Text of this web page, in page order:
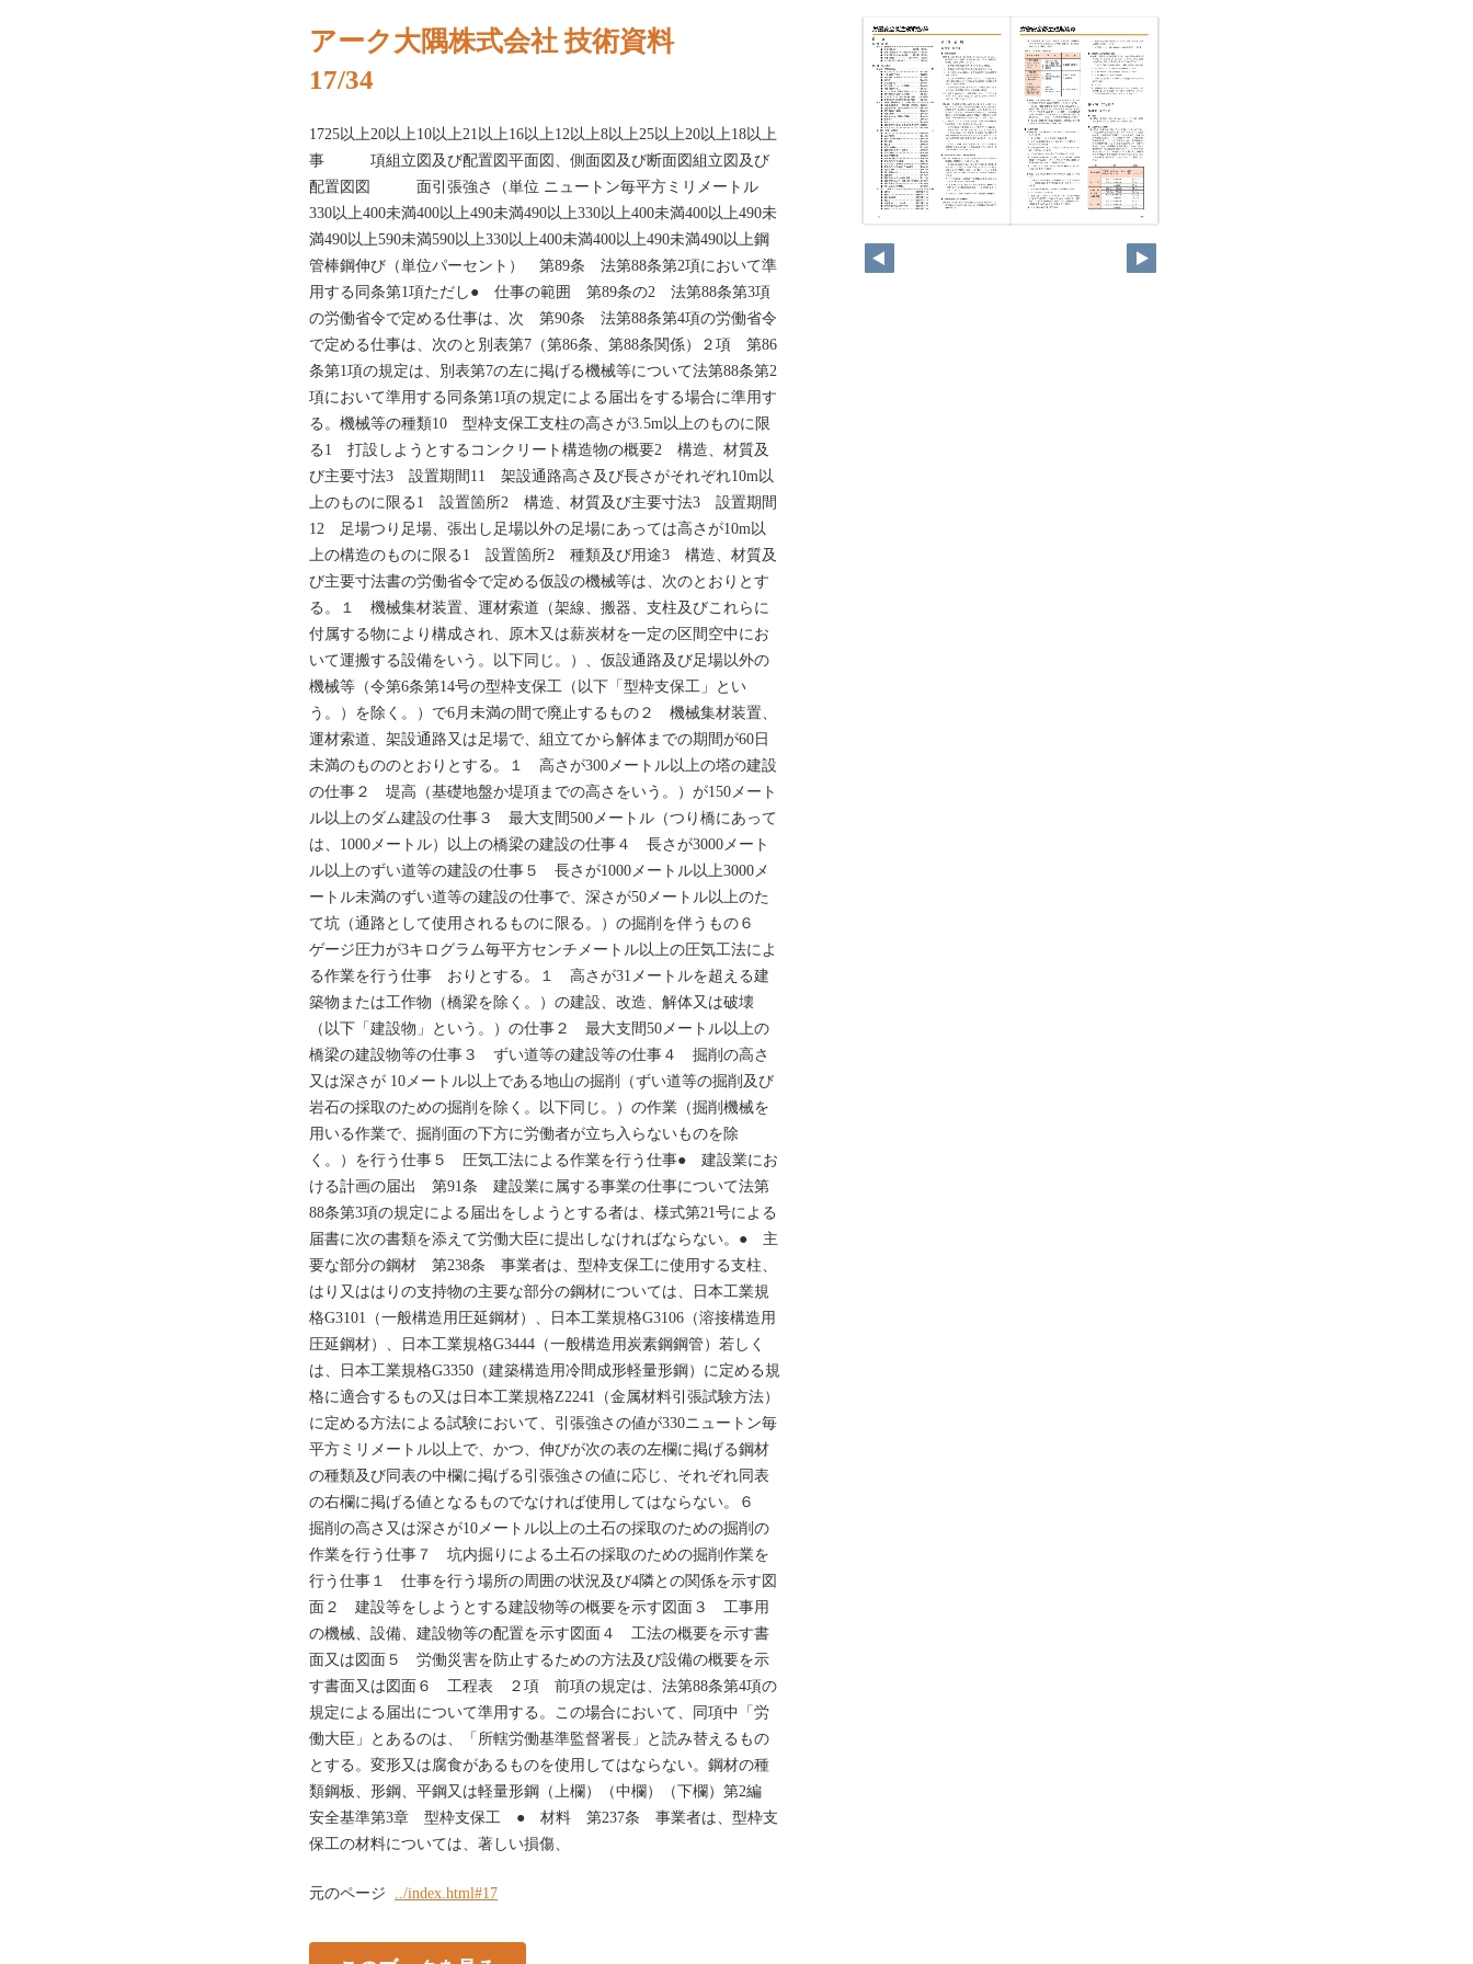
アーク大隅株式会社 技術資料
17/34
1725以上20以上10以上21以上16以上12以上8以上25以上20以上18以上
事 項組立図及び配置図平面図、側面図及び断面図組立図及び
配置図図 面引張強さ（単位 ニュートン毎平方ミリメートル
330以上400未満400以上490未満490以上330以上400未満400以上490未
満490以上590未満590以上330以上400未満400以上490未満490以上鋼
管棒鋼伸び（単位パーセント） 第89条 法第88条第2項において準
用する同条第1項ただし● 仕事の範囲 第89条の2 法第88条第3項
の労働省令で定める仕事は、次 第90条 法第88条第4項の労働省令
で定める仕事は、次のと別表第7（第86条、第88条関係）２項 第86
条第1項の規定は、別表第7の左に掲げる機械等について法第88条第2
項において準用する同条第1項の規定による届出をする場合に準用す
る。機械等の種類10 型枠支保工支柱の高さが3.5m以上のものに限
る1 打設しようとするコンクリート構造物の概要2 構造、材質及
び主要寸法3 設置期間11 架設通路高さ及び長さがそれぞれ10m以
上のものに限る1 設置箇所2 構造、材質及び主要寸法3 設置期間
12 足場つり足場、張出し足場以外の足場にあっては高さが10m以
上の構造のものに限る1 設置箇所2 種類及び用途3 構造、材質及
び主要寸法書の労働省令で定める仮設の機械等は、次のとおりとす
る。１ 機械集材装置、運材索道（架線、搬器、支柱及びこれらに
付属する物により構成され、原木又は薪炭材を一定の区間空中にお
いて運搬する設備をいう。以下同じ。）、仮設通路及び足場以外の
機械等（令第6条第14号の型枠支保工（以下「型枠支保工」とい
う。）を除く。）で6月未満の間で廃止するもの２ 機械集材装置、
運材索道、架設通路又は足場で、組立てから解体までの期間が60日
未満のもののとおりとする。１ 高さが300メートル以上の塔の建設
の仕事２ 堤高（基礎地盤か堤項までの高さをいう。）が150メート
ル以上のダム建設の仕事３ 最大支間500メートル（つり橋にあって
は、1000メートル）以上の橋梁の建設の仕事４ 長さが3000メート
ル以上のずい道等の建設の仕事５ 長さが1000メートル以上3000メ
ートル未満のずい道等の建設の仕事で、深さが50メートル以上のた
て坑（通路として使用されるものに限る。）の掘削を伴うもの６
ゲージ圧力が3キログラム毎平方センチメートル以上の圧気工法によ
る作業を行う仕事 おりとする。１ 高さが31メートルを超える建
築物または工作物（橋梁を除く。）の建設、改造、解体又は破壊
（以下「建設物」という。）の仕事２ 最大支間50メートル以上の
橋梁の建設物等の仕事３ ずい道等の建設等の仕事４ 掘削の高さ
又は深さが 10メートル以上である地山の掘削（ずい道等の掘削及び
岩石の採取のための掘削を除く。以下同じ。）の作業（掘削機械を
用いる作業で、掘削面の下方に労働者が立ち入らないものを除
く。）を行う仕事５ 圧気工法による作業を行う仕事● 建設業にお
ける計画の届出 第91条 建設業に属する事業の仕事について法第
88条第3項の規定による届出をしようとする者は、様式第21号による
届書に次の書類を添えて労働大臣に提出しなければならない。● 主
要な部分の鋼材 第238条 事業者は、型枠支保工に使用する支柱、
はり又ははりの支持物の主要な部分の鋼材については、日本工業規
格G3101（一般構造用圧延鋼材）、日本工業規格G3106（溶接構造用
圧延鋼材）、日本工業規格G3444（一般構造用炭素鋼鋼管）若しく
は、日本工業規格G3350（建築構造用冷間成形軽量形鋼）に定める規
格に適合するもの又は日本工業規格Z2241（金属材料引張試験方法）
に定める方法による試験において、引張強さの値が330ニュートン毎
平方ミリメートル以上で、かつ、伸びが次の表の左欄に掲げる鋼材
の種類及び同表の中欄に掲げる引張強さの値に応じ、それぞれ同表
の右欄に掲げる値となるものでなければ使用してはならない。６
掘削の高さ又は深さが10メートル以上の土石の採取のための掘削の
作業を行う仕事７ 坑内掘りによる土石の採取のための掘削作業を
行う仕事１ 仕事を行う場所の周囲の状況及び4隣との関係を示す図
面２ 建設等をしようとする建設物等の概要を示す図面３ 工事用
の機械、設備、建設物等の配置を示す図面４ 工法の概要を示す書
面又は図面５ 労働災害を防止するための方法及び設備の概要を示
す書面又は図面６ 工程表 ２項 前項の規定は、法第88条第4項の
規定による届出について準用する。この場合において、同項中「労
働大臣」とあるのは、「所轄労働基準監督署長」と読み替えるもの
とする。変形又は腐食があるものを使用してはならない。鋼材の種
類鋼板、形鋼、平鋼又は軽量形鋼（上欄）（中欄）（下欄）第2編
安全基準第3章 型枠支保工 ● 材料 第237条 事業者は、型枠支
保工の材料については、著しい損傷、
元のページ ../index.html#17